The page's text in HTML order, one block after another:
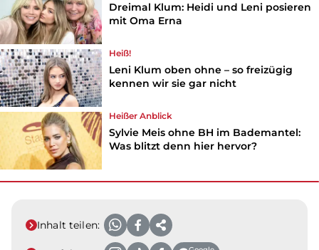
Dreimal Klum: Heidi und Leni posieren
mit Oma Erna
Heiß!
Leni Klum oben ohne – so freizügig
kennen wir sie gar nicht
Heißer Anblick
Sylvie Meis ohne BH im Bademantel:
Was blitzt denn hier hervor?
Inhalt teilen: